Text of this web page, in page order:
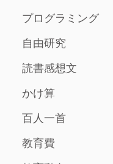
プログラミング
自由研究
読書感想文
かけ算
百人一首
教育費